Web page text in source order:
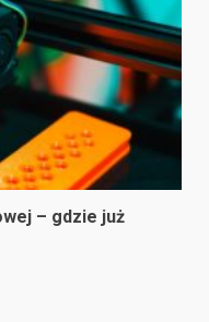
– gdzie już